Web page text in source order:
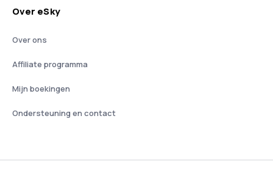
Over eSky
Over ons
Affiliate programma
Mijn boekingen
Ondersteuning en contact